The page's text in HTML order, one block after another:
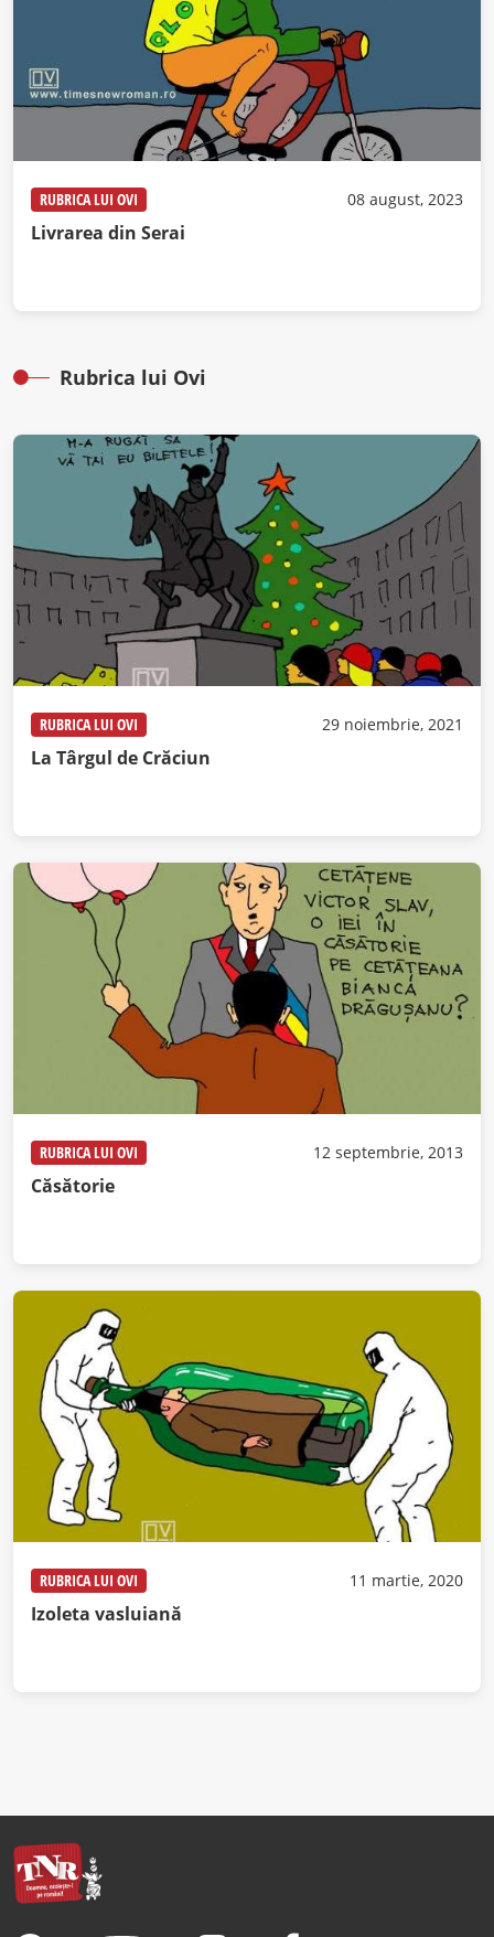
RUBRICA LUI OVI 08 august, 2023
Livrarea din Serai
Rubrica lui Ovi
RUBRICA LUI OVI 29 noiembrie, 2021
La Târgul de Crăciun
RUBRICA LUI OVI 12 septembrie, 2013
Căsătorie
RUBRICA LUI OVI 11 martie, 2020
Izoleta vasluiană